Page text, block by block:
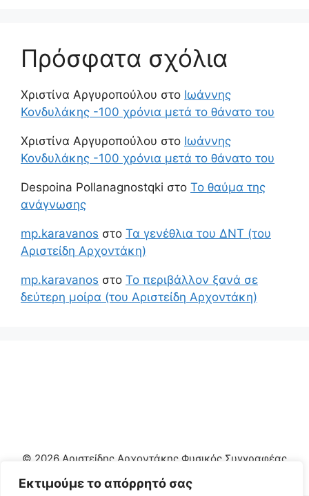
Εκτιμούμε το απόρρητό σας
Πρόσφατα σχόλια
Χριστίνα Αργυροπούλου στο Ιωάννης
Κονδυλάκης -100 χρόνια μετά το θάνατο του
Χριστίνα Αργυροπούλου στο Ιωάννης
Κονδυλάκης -100 χρόνια μετά το θάνατο του
Despoina Pollanagnostqki στο Το θαύμα της
ανάγνωσης
mp.karavanos στο Τα γενέθλια του ΔΝΤ (του
Αριστείδη Αρχοντάκη)
mp.karavanos στο Το περιβάλλον ξανά σε
δεύτερη μοίρα (του Αριστείδη Αρχοντάκη)
© 2026 Αριστείδης Αρχοντάκης Φυσικός Συγγραφέας